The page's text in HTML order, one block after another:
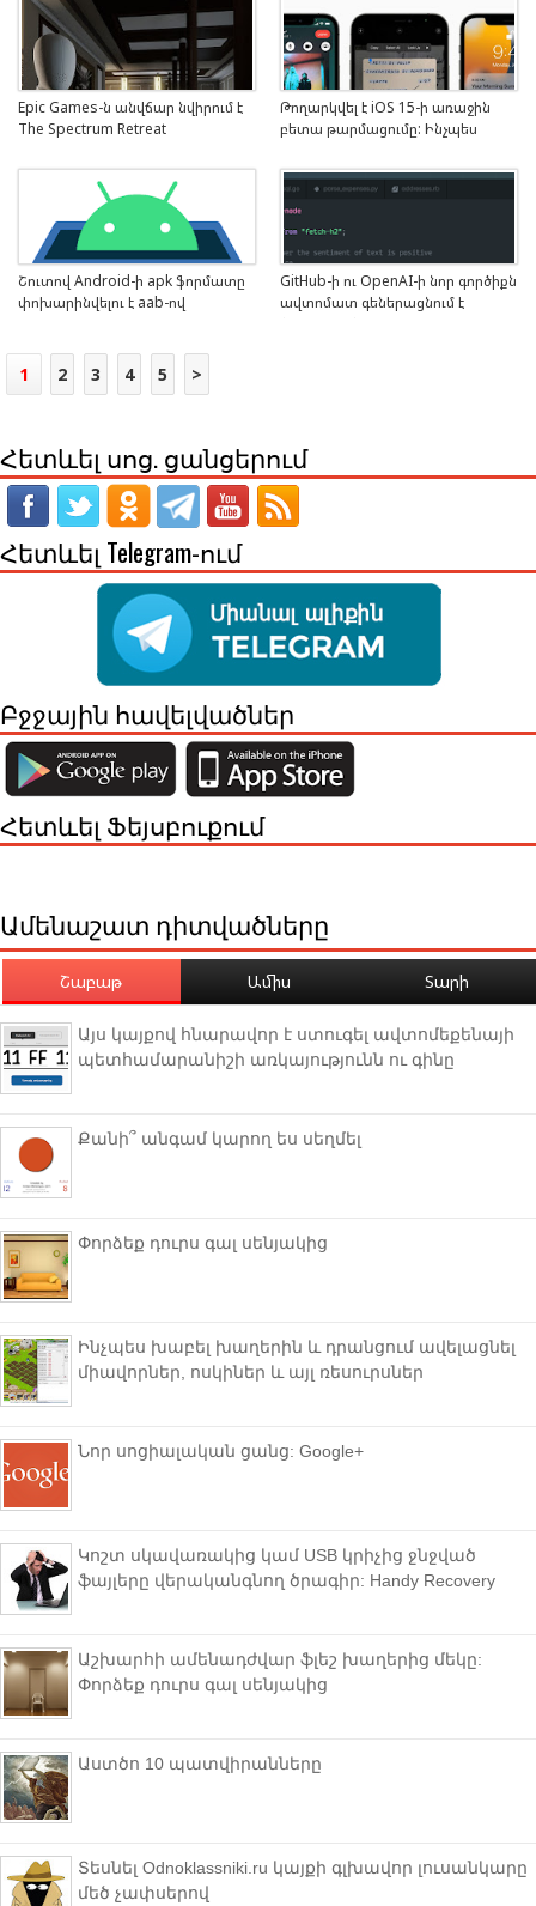
Epic Games-ն անվճար նվիրում է
The Spectrum Retreat
Թողարկվել է iOS 15-ի առաջին
բետա թարմացումը: Ինչպես
Շուտով Android-ի apk ֆորմատը
փոխարինվելու է aab-ով
GitHub-ի ու OpenAI-ի նոր գործիքն
ավտոմատ գեներացնում է
1 2 3 4 5 >
Հետևել սոց. ցանցերում
Հետևել Telegram-ում
Բջջային հավելվածներ
Հետևել Ֆեյսբուքում
Ամենաշատ դիտվածները
Շաբաթ Ամիս Տարի
Այս կայքով հնարավոր է ստուգել ավտոմեքենայի
պետհամարանիշի առկայությունն ու գինը
Քանի՞ անգամ կարող ես սեղմել
Փորձեք դուրս գալ սենյակից
Ինչպես խաբել խաղերին և դրանցում ավելացնել
միավորներ, ոսկիներ և այլ ռեսուրսներ
Նոր սոցիալական ցանց: Google+
Կոշտ սկավառակից կամ USB կրիչից ջնջված
ֆայլերը վերականգնող ծրագիր: Handy Recovery
Աշխարհի ամենադժվար ֆլեշ խաղերից մեկը:
Փորձեք դուրս գալ սենյակից
Աստծո 10 պատվիրանները
Տեսնել Odnoklassniki.ru կայքի գլխավոր լուսանկարը
մեծ չափսերով